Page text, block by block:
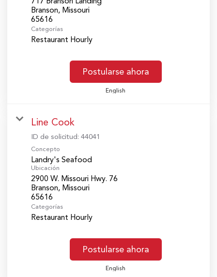
Branson, Missouri
Categorías
Restaurant Hourly
Postularse ahora
English
Line Cook
ID de solicitud: 44041
Concepto
Landry's Seafood
Ubicación
2900 W. Missouri Hwy. 76
Branson, Missouri
Categorías
Restaurant Hourly
Postularse ahora
English